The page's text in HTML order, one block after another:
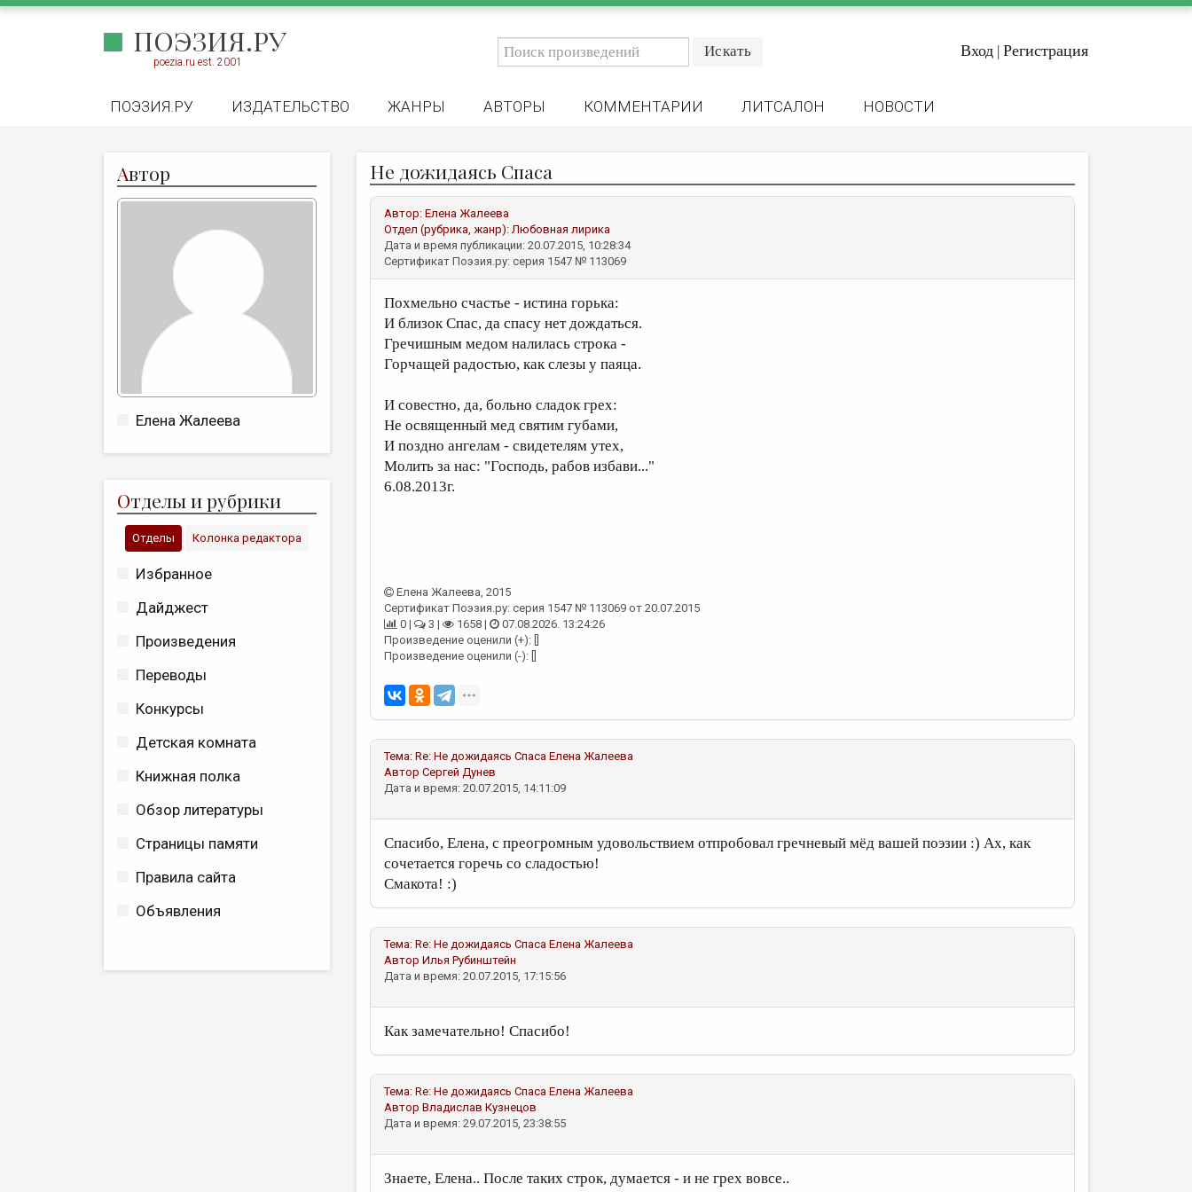
ПОЭЗИЯ.РУ
poezia.ru est. 2001
Вход | Регистрация
ПОЭЗИЯ.РУ ИЗДАТЕЛЬСТВО ЖАНРЫ АВТОРЫ КОММЕНТАРИИ ЛИТСАЛОН НОВОСТИ
Автор
Елена Жалеева
Отделы и рубрики
Отделы Колонка редактора
Избранное
Дайджест
Произведения
Переводы
Конкурсы
Детская комната
Книжная полка
Обзор литературы
Страницы памяти
Правила сайта
Объявления
Не дожидаясь Спаса
Автор: Елена Жалеева
Отдел (рубрика, жанр):Любовная лирика
Дата и время публикации: 20.07.2015, 10:28:34
Сертификат Поэзия.ру: серия 1547 № 113069
Похмельно счастье - истина горька:
И близок Спас, да спасу нет дождаться.
Гречишным медом налилась строка -
Горчащей радостью, как слезы у паяца.
И совестно, да, больно сладок грех:
Не освященный мед святим губами,
И поздно ангелам - свидетелям утех,
Молить за нас: "Господь, рабов избави..."
6.08.2013г.
Елена Жалеева, 2015
Сертификат Поэзия.ру: серия 1547 № 113069 от 20.07.2015
0 |
3 | 1658 |
07.08.2026. 13:24:26
Произведение оценили (+): []
Произведение оценили (-): []
Тема: Re: Не дожидаясь Спаса Елена Жалеева
Автор Сергей Дунев
Дата и время: 20.07.2015, 14:11:09
Спасибо, Елена, с преогромным удовольствием отпробовал гречневый мёд вашей поэзии :) Ах, как
сочетается горечь со сладостью!
Смакота! :)
Тема: Re: Не дожидаясь Спаса Елена Жалеева
Автор Илья Рубинштейн
Дата и время: 20.07.2015, 17:15:56
Как замечательно! Спасибо!
Тема: Re: Не дожидаясь Спаса Елена Жалеева
Автор Владислав Кузнецов
Дата и время: 29.07.2015, 23:38:55
Знаете, Елена.. После таких строк, думается - и не грех вовсе..